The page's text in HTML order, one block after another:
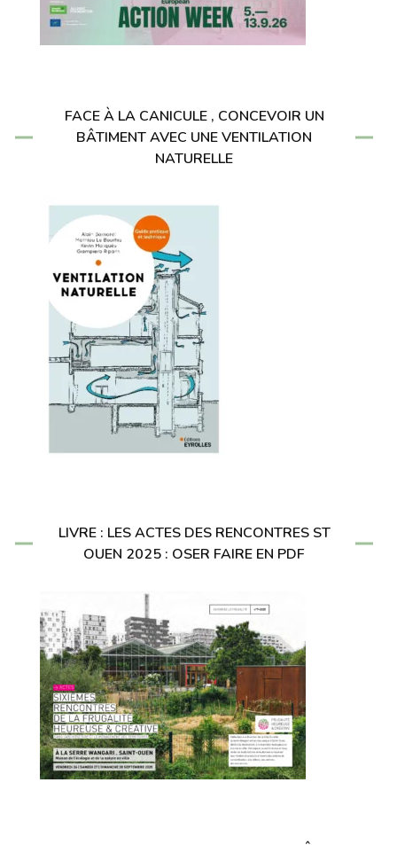
FACE À LA CANICULE , CONCEVOIR UN
BÂTIMENT AVEC UNE VENTILATION
NATURELLE
LIVRE : LES ACTES DES RENCONTRES ST
OUEN 2025 : OSER FAIRE EN PDF